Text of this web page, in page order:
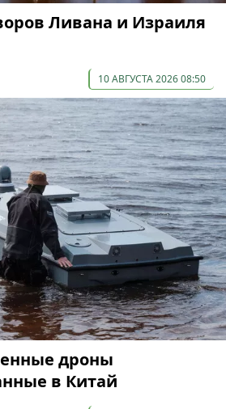
Ливана и Израиля
10 АВГУСТА 2026 08:50
дроны
в Китай